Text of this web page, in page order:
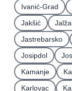
Ivanić-Grad
Jakšić
Jastrebarsko
Josipdol
Kamanje
Karlovac